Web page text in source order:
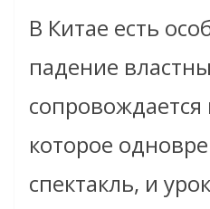
В Китае есть
падение
которое
спектакль, и